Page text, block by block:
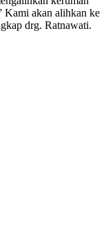
Kami akan alihkan ke
drg. Ratnawati.